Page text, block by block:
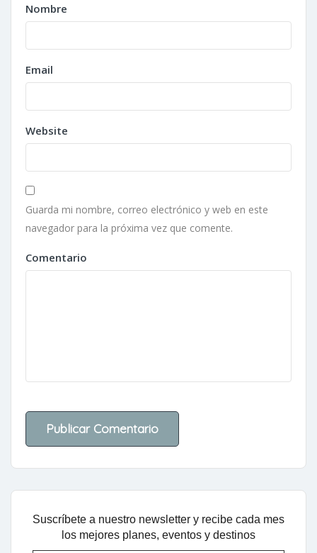
Nombre
Email
Website
Guarda mi nombre, correo electrónico y web en este
navegador para la próxima vez que comente.
Comentario
Suscríbete a nuestro newsletter y recibe cada mes
los mejores planes, eventos y destinos